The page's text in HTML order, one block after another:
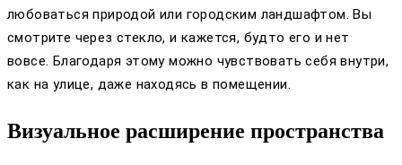
любоваться природой или городским ландшафтом. Вы
смотрите через стекло, и кажется, будто его и нет
вовсе. Благодаря этому можно чувствовать себя внутри,
как на улице, даже находясь в помещении.
Визуальное расширение пространства